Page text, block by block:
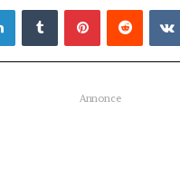
LinkedInTumblrPinterestReddit
Annonce